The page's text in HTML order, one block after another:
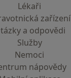
Lékaři
zařízení
a odpovědi
Služby
Nemoci
nápovědy